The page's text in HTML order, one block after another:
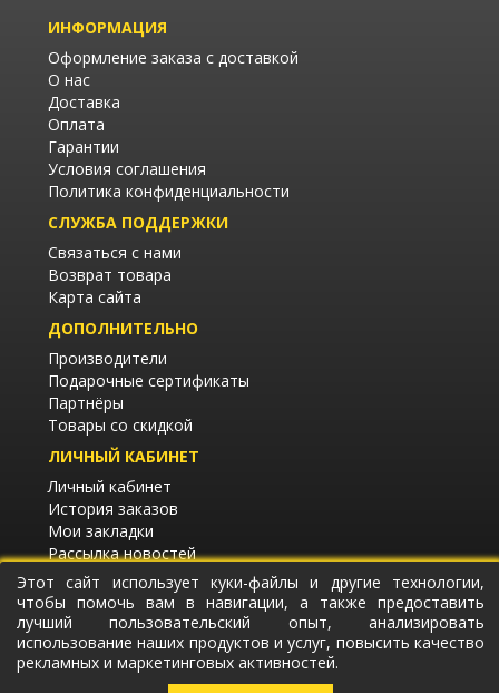
ИНФОРМАЦИЯ
Оформление заказа с доставкой
О нас
Доставка
Оплата
Гарантии
Условия соглашения
Политика конфиденциальности
СЛУЖБА ПОДДЕРЖКИ
Связаться с нами
Возврат товара
Карта сайта
ДОПОЛНИТЕЛЬНО
Производители
Подарочные сертификаты
Партнёры
Товары со скидкой
ЛИЧНЫЙ КАБИНЕТ
Личный кабинет
История заказов
Мои закладки
Рассылка новостей
DeWalt для Вас © 2026
Этот сайт использует куки-файлы и другие технологии,
чтобы помочь вам в навигации, а также предоставить
лучший пользовательский опыт, анализировать
использование наших продуктов и услуг, повысить качество
рекламных и маркетинговых активностей.